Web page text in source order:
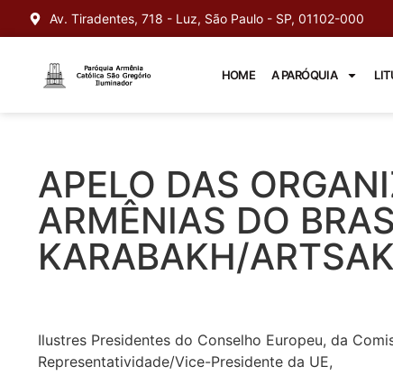
Av. Tiradentes, 718 - Luz, São Paulo - SP, 01102-000
HOME A PARÓQUIA
APELO DAS
ARMÊNIAS DO
KARABAKH/
Ilustres Presidentes do Conselho Europeu, da
Representatividade/Vice-Presidente da UE,